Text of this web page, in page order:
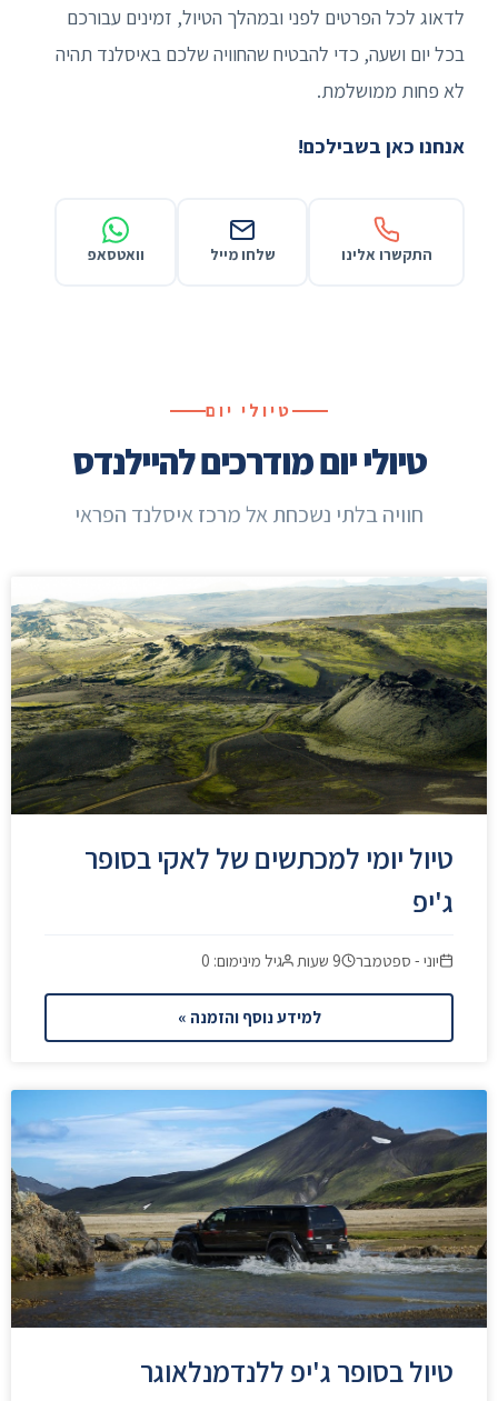
לדאוג לכל הפרטים לפני ובמהלך הטיול, זמינים עבורכם
בכל יום ושעה, כדי להבטיח שהחוויה שלכם באיסלנד תהיה
לא פחות ממושלמת.
אנחנו כאן בשבילכם!
התקשרו אלינו שלחו מייל וואטסאפ
טיולי יום
טיולי יום מודרכים להיילנדס
חוויה בלתי נשכחת אל מרכז איסלנד הפראי
טיול יומי למכתשים של לאקי בסופר
ג'יפ
יוני - ספטמבר 9 שעות גיל מינימום: 0
למידע נוסף והזמנה »
טיול בסופר ג'יפ ללנדמנלאוגר